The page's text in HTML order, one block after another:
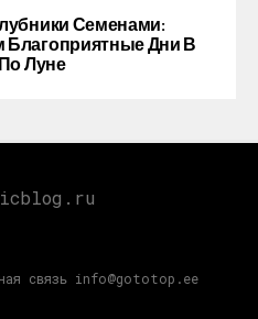
Семенами:
Дни В
Луне
связь info@gototop.ee